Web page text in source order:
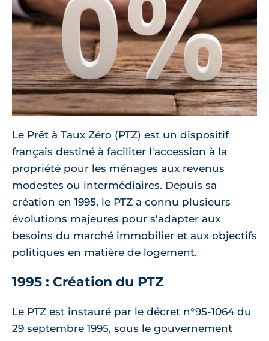
Le Prêt à Taux Zéro (PTZ) est un dispositif
français destiné à faciliter l'accession à la
propriété pour les ménages aux revenus
modestes ou intermédiaires. Depuis sa
création en 1995, le PTZ a connu plusieurs
évolutions majeures pour s'adapter aux
besoins du marché immobilier et aux objectifs
politiques en matière de logement.
1995 : Création du PTZ
Le PTZ est instauré par le décret n°95-1064 du
29 septembre 1995, sous le gouvernement